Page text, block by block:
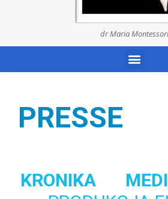
dr Maria Montessori
PRESSE
KRONIKA